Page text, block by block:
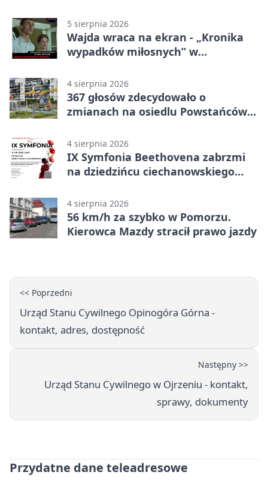
5 sierpnia 2026
Wajda wraca na ekran - „Kronika
wypadków miłosnych” w
4 sierpnia 2026
367 głosów zdecydowało o
zmianach na osiedlu Powstańców
4 sierpnia 2026
IX Symfonia Beethovena zabrzmi
na dziedzińcu ciechanowskiego
4 sierpnia 2026
56 km/h za szybko w Pomorzu.
Kierowca Mazdy stracił prawo jazdy
<< Poprzedni
Urząd Stanu Cywilnego Opinogóra Górna -
kontakt, adres, dostępność
Następny >>
Urząd Stanu Cywilnego w Ojrzeniu - kontakt,
sprawy, dokumenty
Przydatne dane teleadresowe